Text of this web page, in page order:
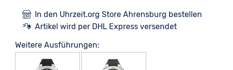
In den Uhrzeit.org Store Ahrensburg bestellen
Artikel wird per DHL Express versendet
Weitere Ausführungen: